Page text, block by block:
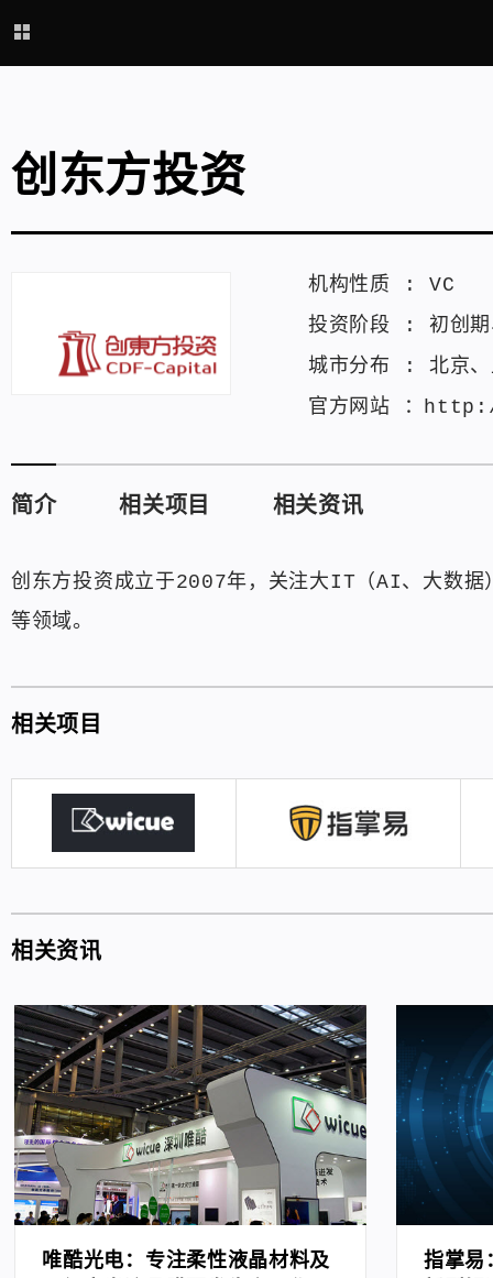
创东方投资
机构性质 : VC
投资阶段 : 初创期
城市分布 : 北京、
官方网站 ：
简介 相关项目 相关资讯
创东方投资成立于2007年，关注大IT（AI、大数据
等领域。
相关项目
相关资讯
唯酷光电：专注柔性液晶材料及
指掌易